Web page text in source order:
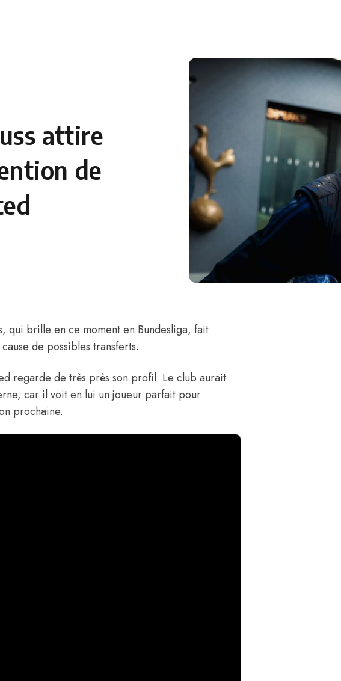
attire
de
, qui brille en ce moment en Bundesliga, fait
de possibles transferts.
regarde de très près son profil. Le club aurait
car il voit en lui un joueur parfait pour
prochaine.